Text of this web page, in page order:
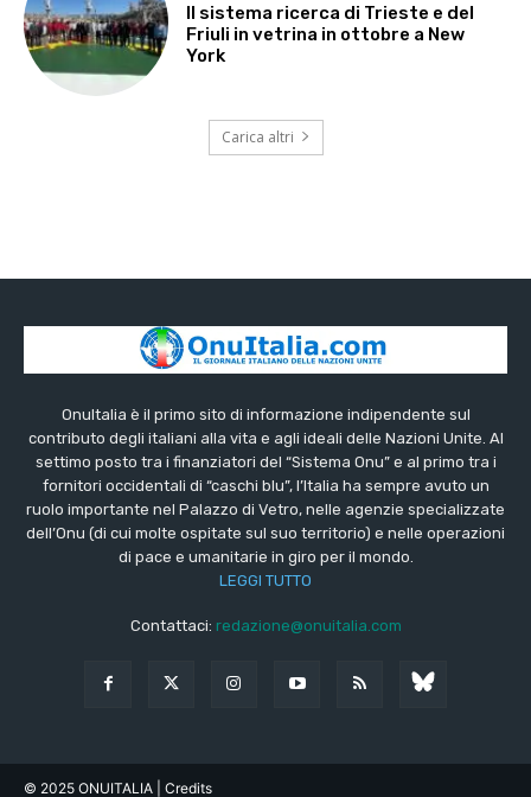
Il sistema ricerca di Trieste e del
Friuli in vetrina in ottobre a New
York
Carica altri
OnuItalia è il primo sito di informazione indipendente sul
contributo degli italiani alla vita e agli ideali delle Nazioni Unite. Al
settimo posto tra i finanziatori del “Sistema Onu” e al primo tra i
fornitori occidentali di “caschi blu”, l’Italia ha sempre avuto un
ruolo importante nel Palazzo di Vetro, nelle agenzie specializzate
dell’Onu (di cui molte ospitate sul suo territorio) e nelle operazioni
di pace e umanitarie in giro per il mondo.
LEGGI TUTTO
Contattaci: redazione@onuitalia.com
© 2025 ONUITALIA | Credits